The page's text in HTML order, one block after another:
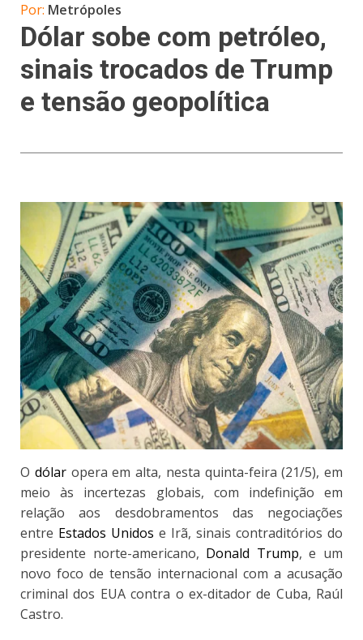
Por: Metrópoles
Dólar sobe com petróleo,
sinais trocados de Trump
e tensão geopolítica
O dólaropera em alta, nesta quinta-feira (21/5), em
meio às incertezas globais, com indefinição em
relação aos desdobramentos das negociações
entre Estados Unidos e Irã, sinais contraditórios do
presidente norte-americano, Donald Trump, e um
novo foco de tensão internacional com a acusação
criminal dos EUA contra o ex-ditador de Cuba, Raúl
Castro.